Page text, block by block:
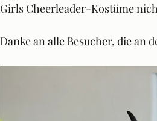
Girls Cheerleader-Kostüme
Danke an alle Besucher, die an